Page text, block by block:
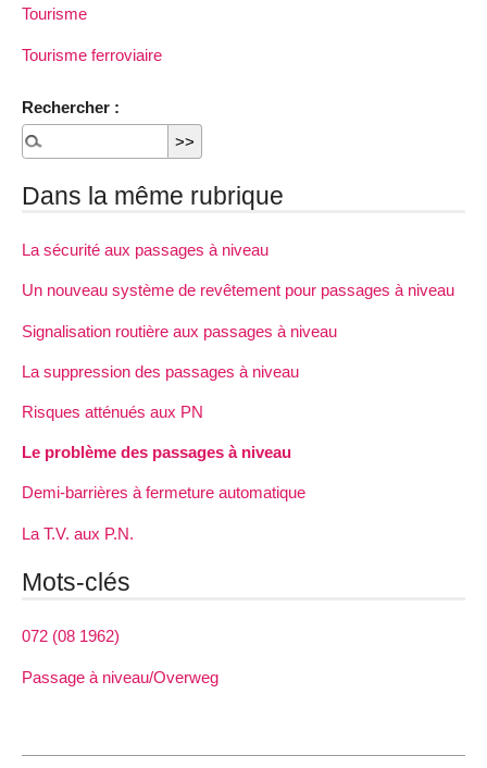
Tourisme
Tourisme ferroviaire
Rechercher :
Dans la même rubrique
La sécurité aux passages à niveau
Un nouveau système de revêtement pour passages à niveau
Signalisation routière aux passages à niveau
La suppression des passages à niveau
Risques atténués aux PN
Le problème des passages à niveau
Demi-barrières à fermeture automatique
La T.V. aux P.N.
Mots-clés
072 (08 1962)
Passage à niveau/Overweg